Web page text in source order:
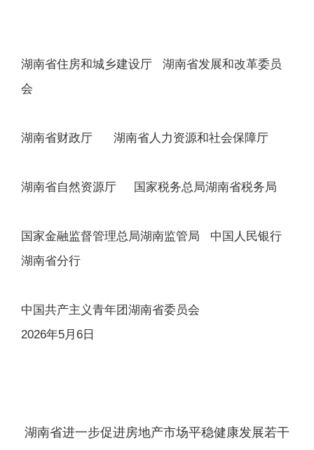
湖南省住房和城乡建设厅 湖南省发展和改革委员
会
湖南省财政厅 湖南省人力资源和社会保障厅
湖南省自然资源厅 国家税务总局湖南省税务局
国家金融监督管理总局湖南监管局 中国人民银行
湖南省分行
中国共产主义青年团湖南省委员会
2026年5月6日
湖南省进一步促进房地产市场平稳健康发展若干